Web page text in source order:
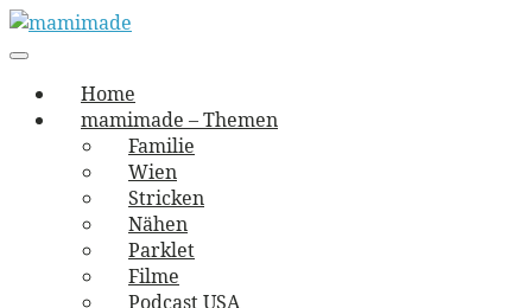
Skip
to
mamimade
vernäht und zugetextet
navigation
Menu
Home
mamimade – Themen
Familie
Wien
Stricken
Nähen
Parklet
Filme
Podcast USA